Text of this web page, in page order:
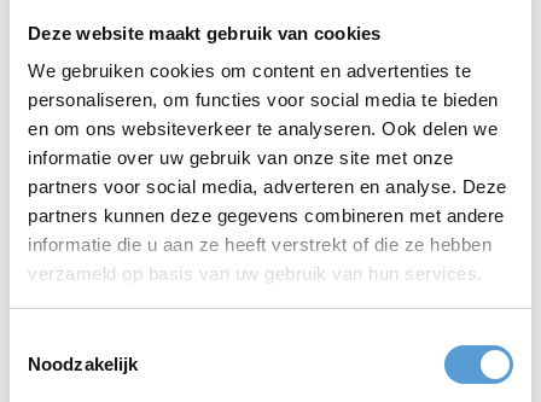
Deze website maakt gebruik van cookies
We gebruiken cookies om content en advertenties te
personaliseren, om functies voor social media te bieden
en om ons websiteverkeer te analyseren. Ook delen we
informatie over uw gebruik van onze site met onze
partners voor social media, adverteren en analyse. Deze
partners kunnen deze gegevens combineren met andere
informatie die u aan ze heeft verstrekt of die ze hebben
verzameld op basis van uw gebruik van hun services.
Noodzakelijk
Focus:Percussie vraagt om luisteren, reageren en
samenwerken.
Fun:Verwacht veel lachen, mis-slagen en uiteindelijk… magie!
Praktische informatie workshop
Percussie
Onze percussie workshops organiseren we op verschillende
locaties, waaronderScheveningen, Kijkduin, Wassenaar en Hoek
bestaat uit een stukje uitleg én natuurlijk heel veel zelf doen.